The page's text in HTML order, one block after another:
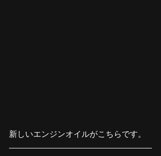
新しいエンジンオイルがこちらです。